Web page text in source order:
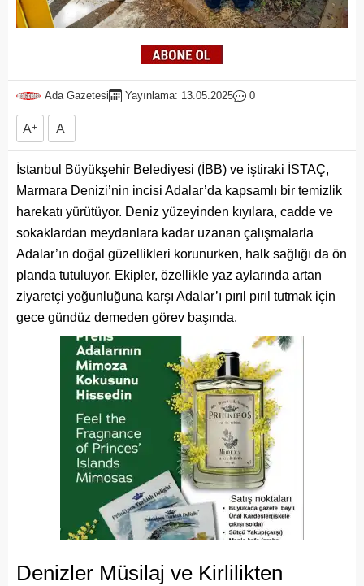
Ada Gazetesi Yayınlama: 13.05.2025 0
A+ A-
İstanbul Büyükşehir Belediyesi (İBB) ve iştiraki İSTAÇ,
Marmara Denizi’nin incisi Adalar’da kapsamlı bir temizlik
harekatı yürütüyor. Deniz yüzeyinden kıyılara, cadde ve
sokaklardan meydanlara kadar uzanan çalışmalarla
Adalar’ın doğal güzellikleri korunurken, halk sağlığı da ön
planda tutuluyor. Ekipler, özellikle yaz aylarında artan
ziyaretçi yoğunluğuna karşı Adalar’ı pırıl pırıl tutmak için
gece gündüz demeden görev başında.
Denizler Müsilaj ve Kirlilikten